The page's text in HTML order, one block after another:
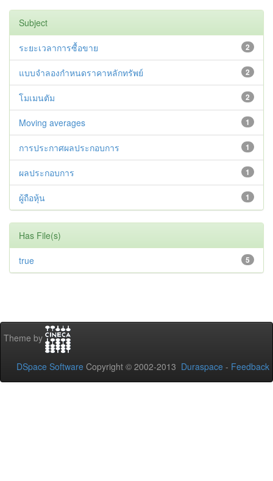
Subject
2
ระยะเวลาการซื้อขาย
2
แบบจำลองกำหนดราคาหลักทรัพย์
2
โมเมนตัม
1
Moving averages
1
การประกาศผลประกอบการ
1
ผลประกอบการ
1
ผู้ถือหุ้น
Has File(s)
5
true
Theme by
DSpace Software Copyright © 2002-2013 Duraspace - Feedback